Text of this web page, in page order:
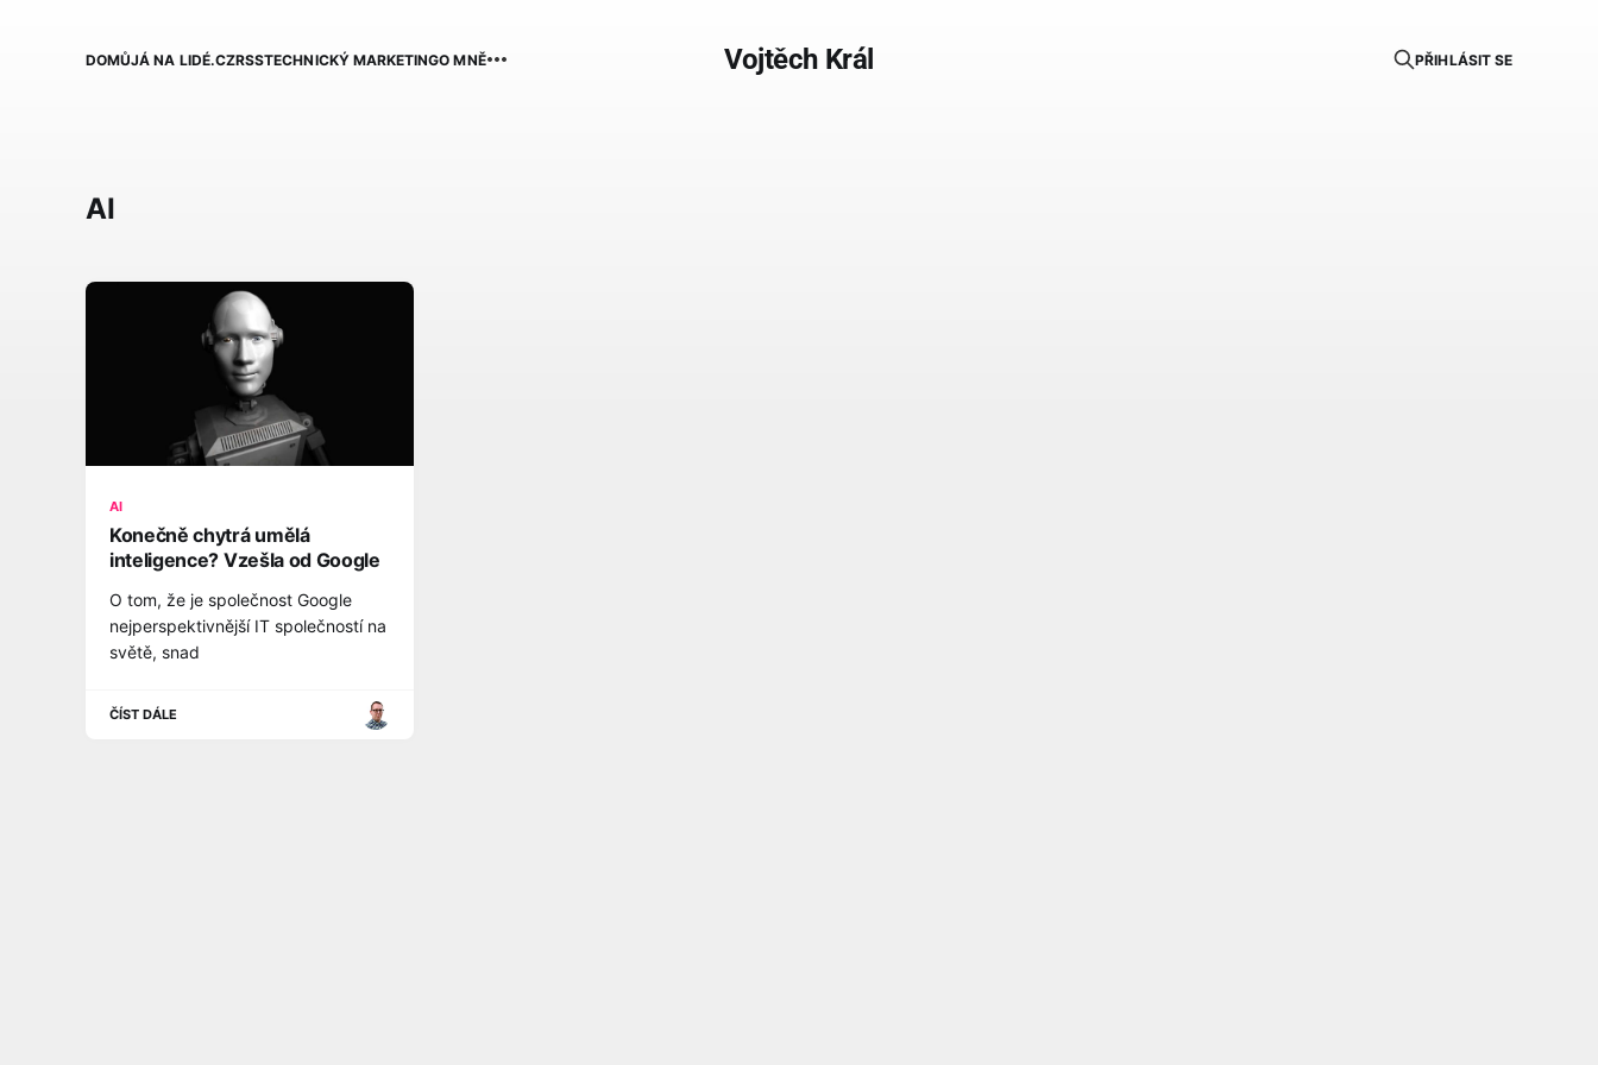
Vojtěch Král
DOMŮJÁ NA LIDÉ.CZRSSTECHNICKÝ MARKETINGO MNĚ PŘIHLÁSIT SE
AI
AI
Konečně chytrá umělá
inteligence? Vzešla od Google
O tom, že je společnost Google
nejperspektivnější IT společností na
světě, snad
ČÍST DÁLE